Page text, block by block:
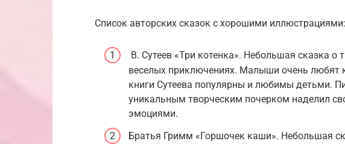
Список авторских сказок с хорошими иллюстрациями:
В. Сутеев «Три котенка». Небольшая сказка о
веселых приключениях. Малыши очень любят
книги Сутеева популярны и любимы детьми.
уникальным творческим почерком наделил
эмоциями.
Братья Гримм «Горшочек каши». Небольшая